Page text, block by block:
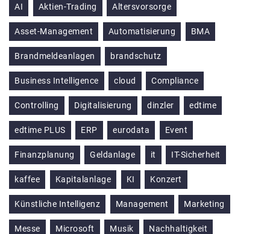
AI Aktien-Trading Altersvorsorge
Asset-Management Automatisierung BMA
Brandmeldeanlagen brandschutz
Business Intelligence cloud Compliance
Controlling Digitalisierung dinzler edtime
edtime PLUS ERP eurodata Event
Finanzplanung Geldanlage it IT-Sicherheit
kaffee Kapitalanlage KI Konzert
Künstliche Intelligenz Management Marketing
Messe Microsoft Musik Nachhaltigkeit